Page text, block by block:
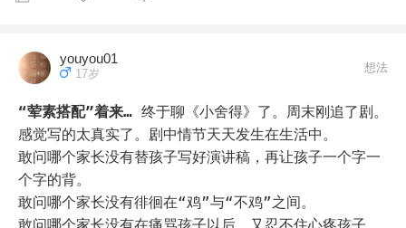
我拉进了鸡娃事业，陪着打篮球，陪着做游戏，给孩子读
书讲故事。在班里，数学老师表扬她做的又快又好，同学
们自然来问她在哪里上奥数，她自豪地说“我妈教”，语文
老师表扬她朗诵地好，同学问她在学主持吗，她说“我妈
教”，英语课上的小演讲惊艳全班，同学们问她咋学的，
她说“我妈教”，这就是对我最大的褒奖了吧！孩子不止一
次地跟我说：妈妈，我太幸福了！谢谢，真的，谢谢婆婆
始终在孩子面前支持我，谢谢老公能承担他力所能及的亲
梳理一下，我发现小朋友的生活真挺精彩快乐的！体验多
多，涉猎广泛😂🤣
youyou01
17岁 想法
“荤素搭配”着来… 终于聊《小舍得》了。周末刚追了剧。
感觉写的太真实了。剧中情节天天发生在生活中。
敢问哪个家长没有替孩子写好演讲稿，再让孩子一个字一
个字的背。
敢问哪个家长没有徘徊在“鸡”与“不鸡”之间。